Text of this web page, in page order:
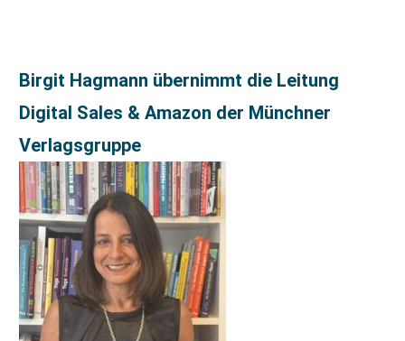
Birgit Hagmann übernimmt die Leitung
Digital Sales & Amazon der Münchner
Verlagsgruppe